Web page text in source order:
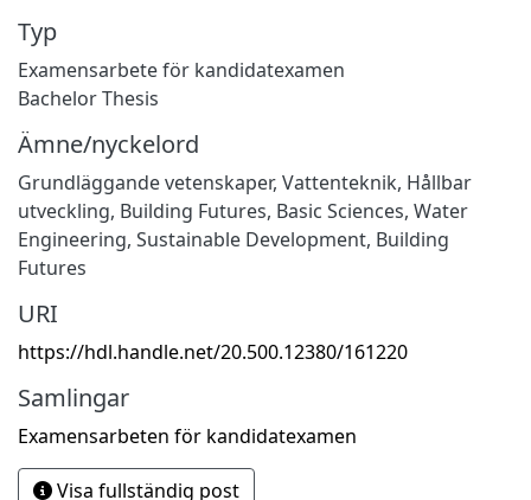
Typ
Examensarbete för kandidatexamen
Bachelor Thesis
Ämne/nyckelord
Grundläggande vetenskaper, Vattenteknik, Hållbar
utveckling, Building Futures, Basic Sciences, Water
Engineering, Sustainable Development, Building
Futures
URI
https://hdl.handle.net/20.500.12380/161220
Samlingar
Examensarbeten för kandidatexamen
Visa fullständig post